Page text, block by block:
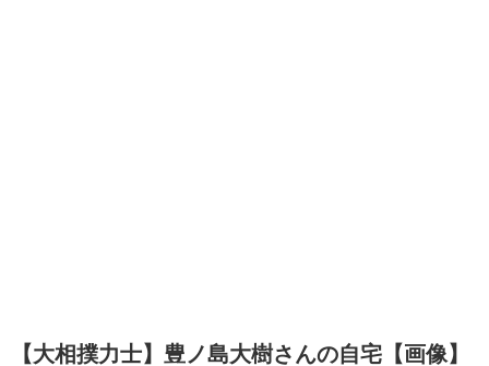
【大相撲力士】豊ノ島大樹さんの自宅【画像】